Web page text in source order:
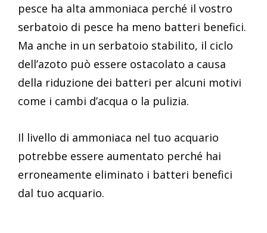
pesce ha alta ammoniaca perché il vostro
serbatoio di pesce ha meno batteri benefici.
Ma anche in un serbatoio stabilito, il ciclo
dell’azoto può essere ostacolato a causa
della riduzione dei batteri per alcuni motivi
come i cambi d’acqua o la pulizia.
Il livello di ammoniaca nel tuo acquario
potrebbe essere aumentato perché hai
erroneamente eliminato i batteri benefici
dal tuo acquario.